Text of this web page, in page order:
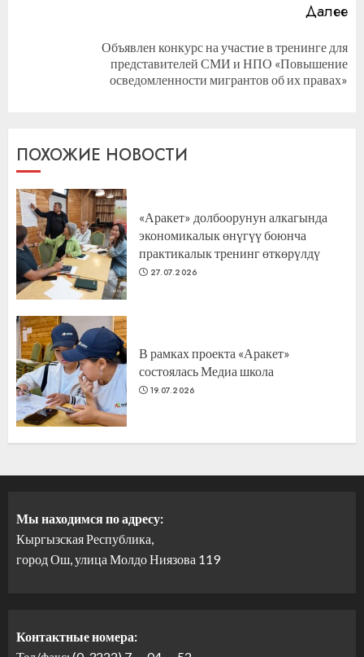
Далее
Следующая
Объявлен конкурс на участие в тренинге для
представителей СМИ и НПО «Повышение
осведомленности мигрантов об их правах»
ПОХОЖИЕ НОВОСТИ
«Аракет» долбоорунун алкагында
экономикалык өнүгүү боюнча
практикалык тренинг өткөрүлдү
27.07.2026
В рамках проекта «Аракет»
состоялась Медиа школа
19.07.2026
Мы находимся по адресу:
Кыргызская Республика,
город Ош, улица Молдо Ниязова 119
Контактные номера: